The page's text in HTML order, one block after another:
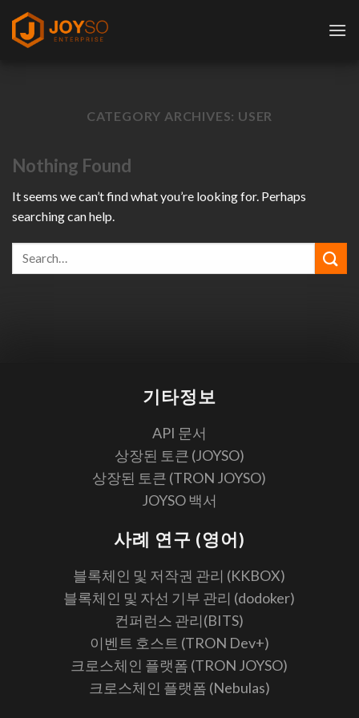
Skip
content
CATEGORY ARCHIVES: USER
Nothing Found
It seems we can’t find what you’re looking for. Perhaps
searching can help.
기타정보
API 문서
상장된 토큰 (JOYSO)
상장된 토큰 (TRON JOYSO)
JOYSO 백서
사례 연구 (영어)
블록체인 및 저작권 관리 (KKBOX)
블록체인 및 자선 기부 관리 (dodoker)
컨퍼런스 관리(BITS)
이벤트 호스트 (TRON Dev+)
크로스체인 플랫폼 (TRON JOYSO)
크로스체인 플랫폼 (Nebulas)